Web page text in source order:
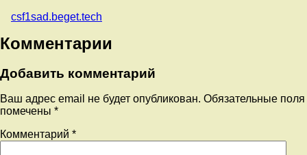
csf1sad.beget.tech
Комментарии
Добавить комментарий
Ваш адрес email не будет опубликован. Обязательные поля
помечены *
Комментарий *